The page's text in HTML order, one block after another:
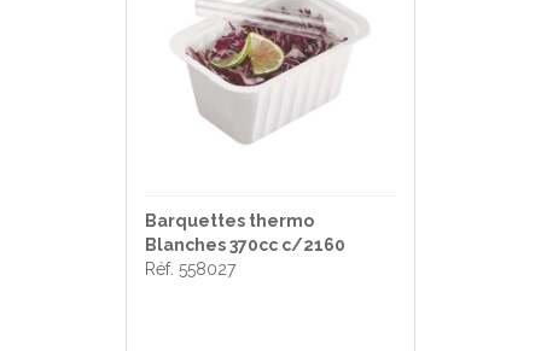
Barquettes thermo
Blanches 370cc c/2160
Réf. 558027